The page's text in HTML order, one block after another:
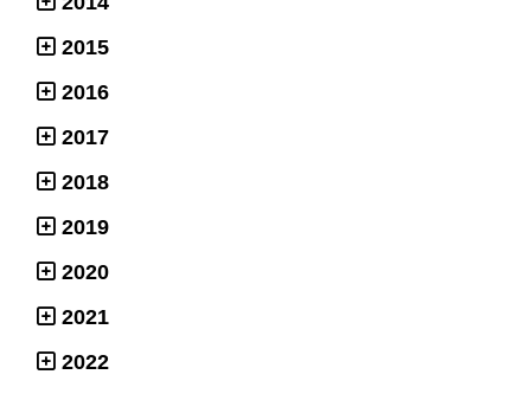
2015
2016
2017
2018
2019
2020
2021
2022